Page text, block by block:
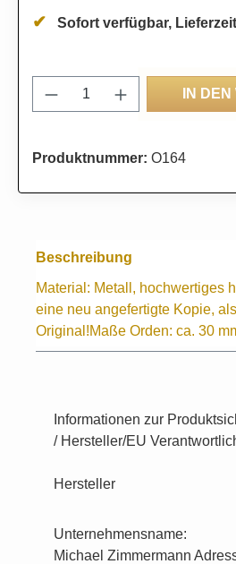
Sofort verfügbar,
Produkt Anzahl: Gib
IN
Produktnummer: O164
Beschreibung
Material: Metall, hochwertiges
eine neu angefertigte Kopie,
Original!Maße Orden: ca. 30
Informationen zur
/ Hersteller/EU
Hersteller
Unternehmensname:
Michael Zimmermann